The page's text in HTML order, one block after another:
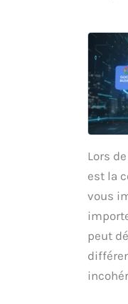
Lors
est la
vous
peut